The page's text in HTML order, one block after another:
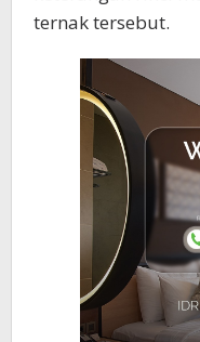
ternak tersebut.